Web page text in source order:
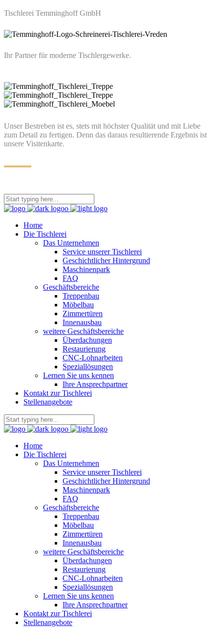
Tischlerei Temminghoff GmbH
Ihr Partner für moderne Tischlergewerke.
Unser Bestreben ist es, stets mit höchster Qualität und mit Liebe
zum Detail zu fertigen. Denn das daraus resultierende Ergebnis ist
unsere Visitenkarte.
Home
Die Tischlerei
Das Unternehmen
Service unserer Tischlerei
Geschichtlicher Hintergrund
Maschinenpark
FAQ
Geschäftsbereiche
Treppenbau
Möbelbau
Zimmertüren
Innenausbau
weitere Geschäftsbereiche
Überdachungen
Restaurierung
CNC-Lohnarbeiten
Speziallösungen
Lernen Sie uns kennen
Ihre Ansprechpartner
Kontakt zur Tischlerei
Stellenangebote
Home
Die Tischlerei
Das Unternehmen
Service unserer Tischlerei
Geschichtlicher Hintergrund
Maschinenpark
FAQ
Geschäftsbereiche
Treppenbau
Möbelbau
Zimmertüren
Innenausbau
weitere Geschäftsbereiche
Überdachungen
Restaurierung
CNC-Lohnarbeiten
Speziallösungen
Lernen Sie uns kennen
Ihre Ansprechpartner
Kontakt zur Tischlerei
Stellenangebote